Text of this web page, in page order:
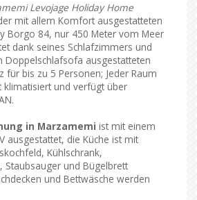
Levojage Holiday Home
mit allem Komfort ausgestatteten
Borgo 84, nur 450 Meter vom Meer
dank seines Schlafzimmers und
Doppelschlafsofa ausgestatteten
für bis zu 5 Personen; Jeder Raum
klimatisiert und verfügt über
in Marzamemi ist mit einem
ausgestattet, die Küche ist mit
Kühlschrank,
Staubsauger und Bügelbrett
und Bettwäsche werden